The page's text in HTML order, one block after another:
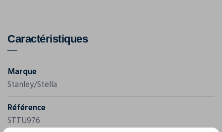
Caractéristiques
Marque
Stanley/Stella
Référence
STTU976